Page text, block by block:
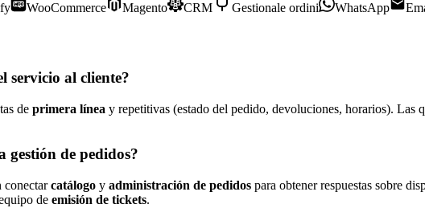
WooCommerce Magento CRM Gestionale ordini WhatsApp
servicio al cliente?
de primera línea y repetitivas (estado del pedido, devoluciones, horarios). Las
gestión de pedidos?
conectarcatálogo y administración de pedidos para obtener respuestas sobre
de emisión de tickets.